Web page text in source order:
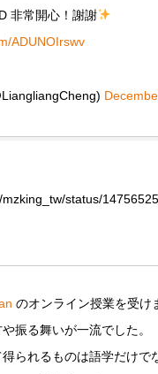
非常開心！謝謝
ADUNOIrswv
status/
のオンライン授業を受け
振る舞いが一流でした。
られるものは語学だけで